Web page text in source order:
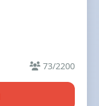
73/2200